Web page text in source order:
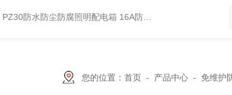
PZ30防水防尘防腐照明配电箱 16A防水防尘防腐照明开关
您的位置： 首页 - 产品中心 - 免维护